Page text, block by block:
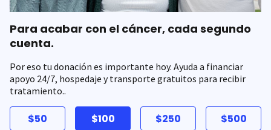
Para acabar con el cáncer, cada segundo
cuenta.
Por eso tu donación es importante hoy. Ayuda a financiar
apoyo 24/7, hospedaje y transporte gratuitos para recibir
tratamiento..
$50 $100 $250 $500